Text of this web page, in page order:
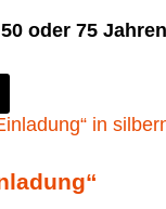
oder 75